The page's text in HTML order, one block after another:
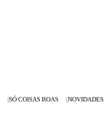
SÓ COISAS BOAS NOVIDADES